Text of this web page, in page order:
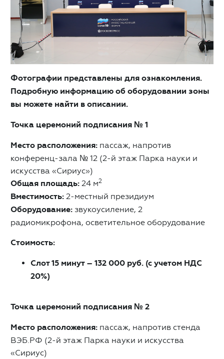
Фотографии представлены для ознакомления.
Подробную информацию об оборудовании зоны
вы можете найти в описании.
Точка церемоний подписания № 1
Место расположения: пассаж, напротив
конференц-зала № 12 (2-й этаж Парка науки и
искусства «Сириус»)
Общая площадь: 24 м2
Вместимость: 2-местный президиум
Оборудование: звукоусиление, 2
радиомикрофона, осветительное оборудование
Стоимость:
Слот 15 минут – 132 000 руб. (с учетом НДС
20%)
Точка церемоний подписания № 2
Место расположения: пассаж, напротив стенда
ВЭБ.РФ (2-й этаж Парка науки и искусства
«Сириус)